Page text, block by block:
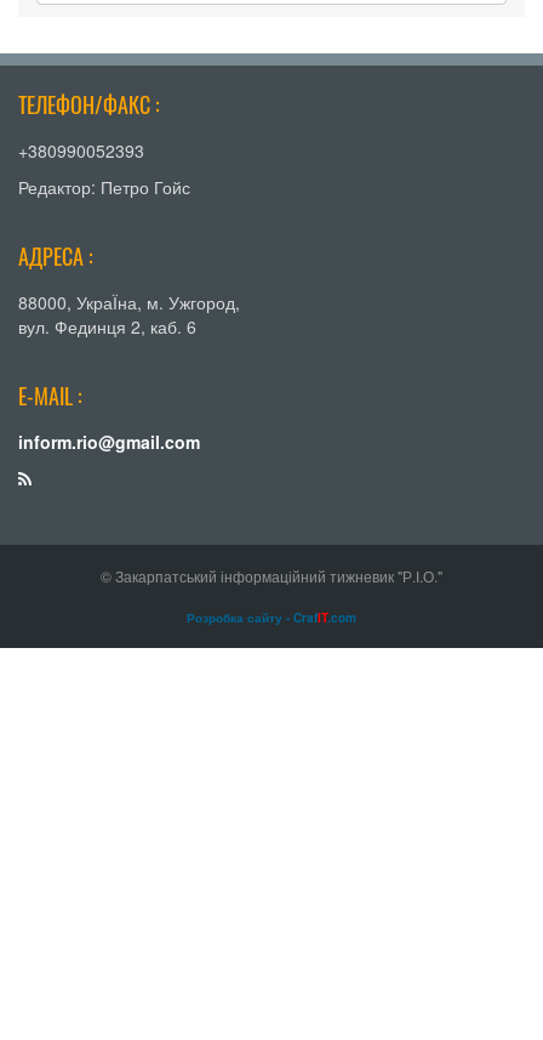
ТЕЛЕФОН/ФАКС :
+380990052393
Редактор: Петро Гойс
АДРЕСА :
88000, УкраЇна, м. Ужгород,
вул. Фединця 2, каб. 6
E-MAIL :
inform.rio@gmail.com
© Закарпатський інформаційний тижневик "Р.І.О."
Розробка сайту - CrafIT.com